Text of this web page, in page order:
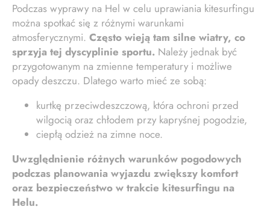
Podczas wyprawy na Hel w celu uprawiania kitesurfingu
można spotkać się z różnymi warunkami
atmosferycznymi. Często wieją tam silne wiatry, co
sprzyja tej dyscyplinie sportu. Należy jednak być
przygotowanym na zmienne temperatury i możliwe
opady deszczu. Dlatego warto mieć ze sobą:
kurtkę przeciwdeszczową, która ochroni przed
wilgocią oraz chłodem przy kapryśnej pogodzie,
ciepłą odzież na zimne noce.
Uwzględnienie różnych warunków pogodowych
podczas planowania wyjazdu zwiększy komfort
oraz bezpieczeństwo w trakcie kitesurfingu na
Helu.